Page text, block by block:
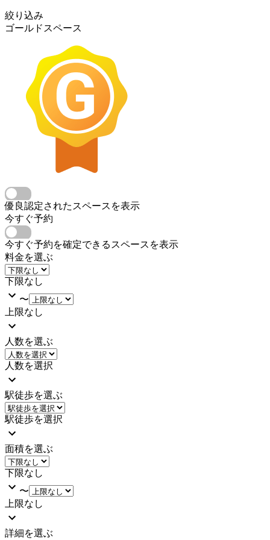
絞り込み
ゴールドスペース
優良認定されたスペースを表示
今すぐ予約
今すぐ予約を確定できるスペースを表示
料金を選ぶ
下限なし
〜
上限なし
人数を選ぶ
人数を選択
駅徒歩を選ぶ
駅徒歩を選択
面積を選ぶ
下限なし
〜
上限なし
詳細を選ぶ